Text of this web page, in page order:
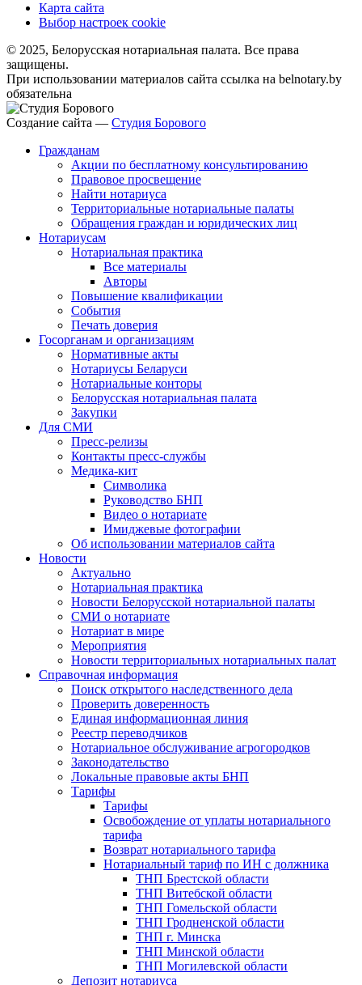
Карта сайта
Выбор настроек cookie
© 2025, Белорусская нотариальная палата. Все права
защищены.
При использовании материалов сайта ссылка на belnotary.by
обязательна
Создание сайта — Студия Борового
Гражданам
Акции по бесплатному консультированию
Правовое просвещение
Найти нотариуса
Территориальные нотариальные палаты
Обращения граждан и юридических лиц
Нотариусам
Нотариальная практика
Все материалы
Авторы
Повышение квалификации
События
Печать доверия
Госорганам и организациям
Нормативные акты
Нотариусы Беларуси
Нотариальные конторы
Белорусская нотариальная палата
Закупки
Для СМИ
Пресс-релизы
Контакты пресс-службы
Медика-кит
Символика
Руководство БНП
Видео о нотариате
Имиджевые фотографии
Об использовании материалов сайта
Новости
Актуально
Нотариальная практика
Новости Белорусской нотариальной палаты
СМИ о нотариате
Нотариат в мире
Мероприятия
Новости территориальных нотариальных палат
Справочная информация
Поиск открытого наследственного дела
Проверить доверенность
Единая информационная линия
Реестр переводчиков
Нотариальное обслуживание агрогородков
Законодательство
Локальные правовые акты БНП
Тарифы
Тарифы
Освобождение от уплаты нотариального
тарифа
Возврат нотариального тарифа
Нотариальный тариф по ИН с должника
ТНП Брестской области
ТНП Витебской области
ТНП Гомельской области
ТНП Гродненской области
ТНП г. Минска
ТНП Минской области
ТНП Могилевской области
Депозит нотариуса